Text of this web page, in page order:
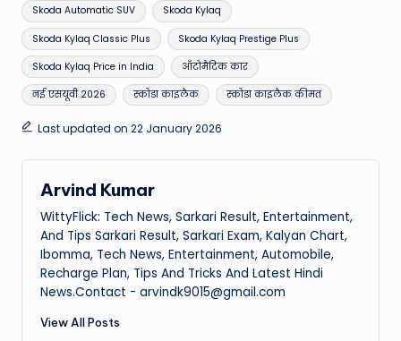
Skoda Automatic SUV Skoda Kylaq
Skoda Kylaq Classic Plus Skoda Kylaq Prestige Plus
Skoda Kylaq Price in India ऑटोमैटिक कार
नई एसयूवी 2026 स्कोडा काइलैक स्कोडा काइलैक कीमत
Last updated on 22 January 2026
Arvind Kumar
WittyFlick: Tech News, Sarkari Result, Entertainment,
And Tips Sarkari Result, Sarkari Exam, Kalyan Chart,
Ibomma, Tech News, Entertainment, Automobile,
Recharge Plan, Tips And Tricks And Latest Hindi
News.Contact - arvindk9015@gmail.com
View All Posts